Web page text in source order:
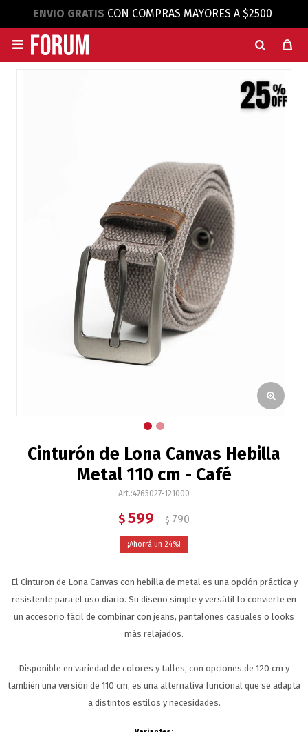
ENVIO GRATIS CON COMPRAS MAYORES A $2500

Cinturón de Lona Canvas Hebilla
Metal 110 cm - Café
4765027-121000
$599 $ 790
24
El Cinturon de Lona Canvas con hebilla de metal es una opción práctica y
resistente para el uso diario. Su diseño simple y versátil lo convierte en
un accesorio fácil de combinar con jeans, pantalones casuales o looks
más relajados.
Disponible en variedad de colores y talles, con opciones de 120 cm y
también una versión de 110 cm, es una alternativa funcional que se adapta
a distintos estilos y necesidades.